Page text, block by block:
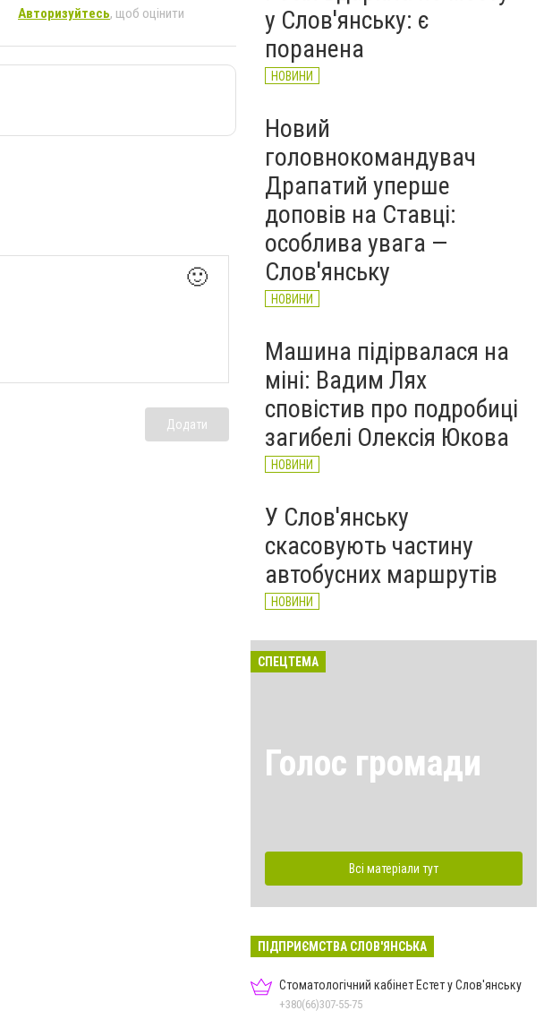
Авторизуйтесь, щоб оцінити
🙂
Додати
у Слов'янську: є
поранена
НОВИНИ
Новий
головнокомандувач
Драпатий уперше
доповів на Ставці:
особлива увага —
Слов'янську
НОВИНИ
Машина підірвалася на
міні: Вадим Лях
сповістив про подробиці
загибелі Олексія Юкова
НОВИНИ
У Слов'янську
скасовують частину
автобусних маршрутів
НОВИНИ
СПЕЦТЕМА
Голос громади
Всі матеріали тут
ПІДПРИЄМСТВА СЛОВ'ЯНСЬКА
Стоматологічний кабінет Естет у Слов'янську
+380(66)307-55-75